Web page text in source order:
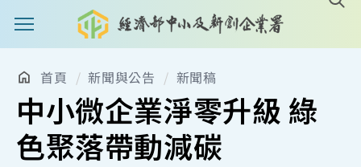
主選單案扭
首頁 新聞與公告 新聞稿
中小微企業淨零升級 綠
色聚落帶動減碳